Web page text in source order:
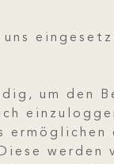
um den